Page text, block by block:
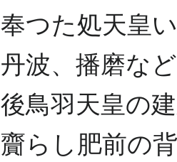
奉つた処天皇
丹波、播磨な
後鳥羽天皇の
齎らし肥前の